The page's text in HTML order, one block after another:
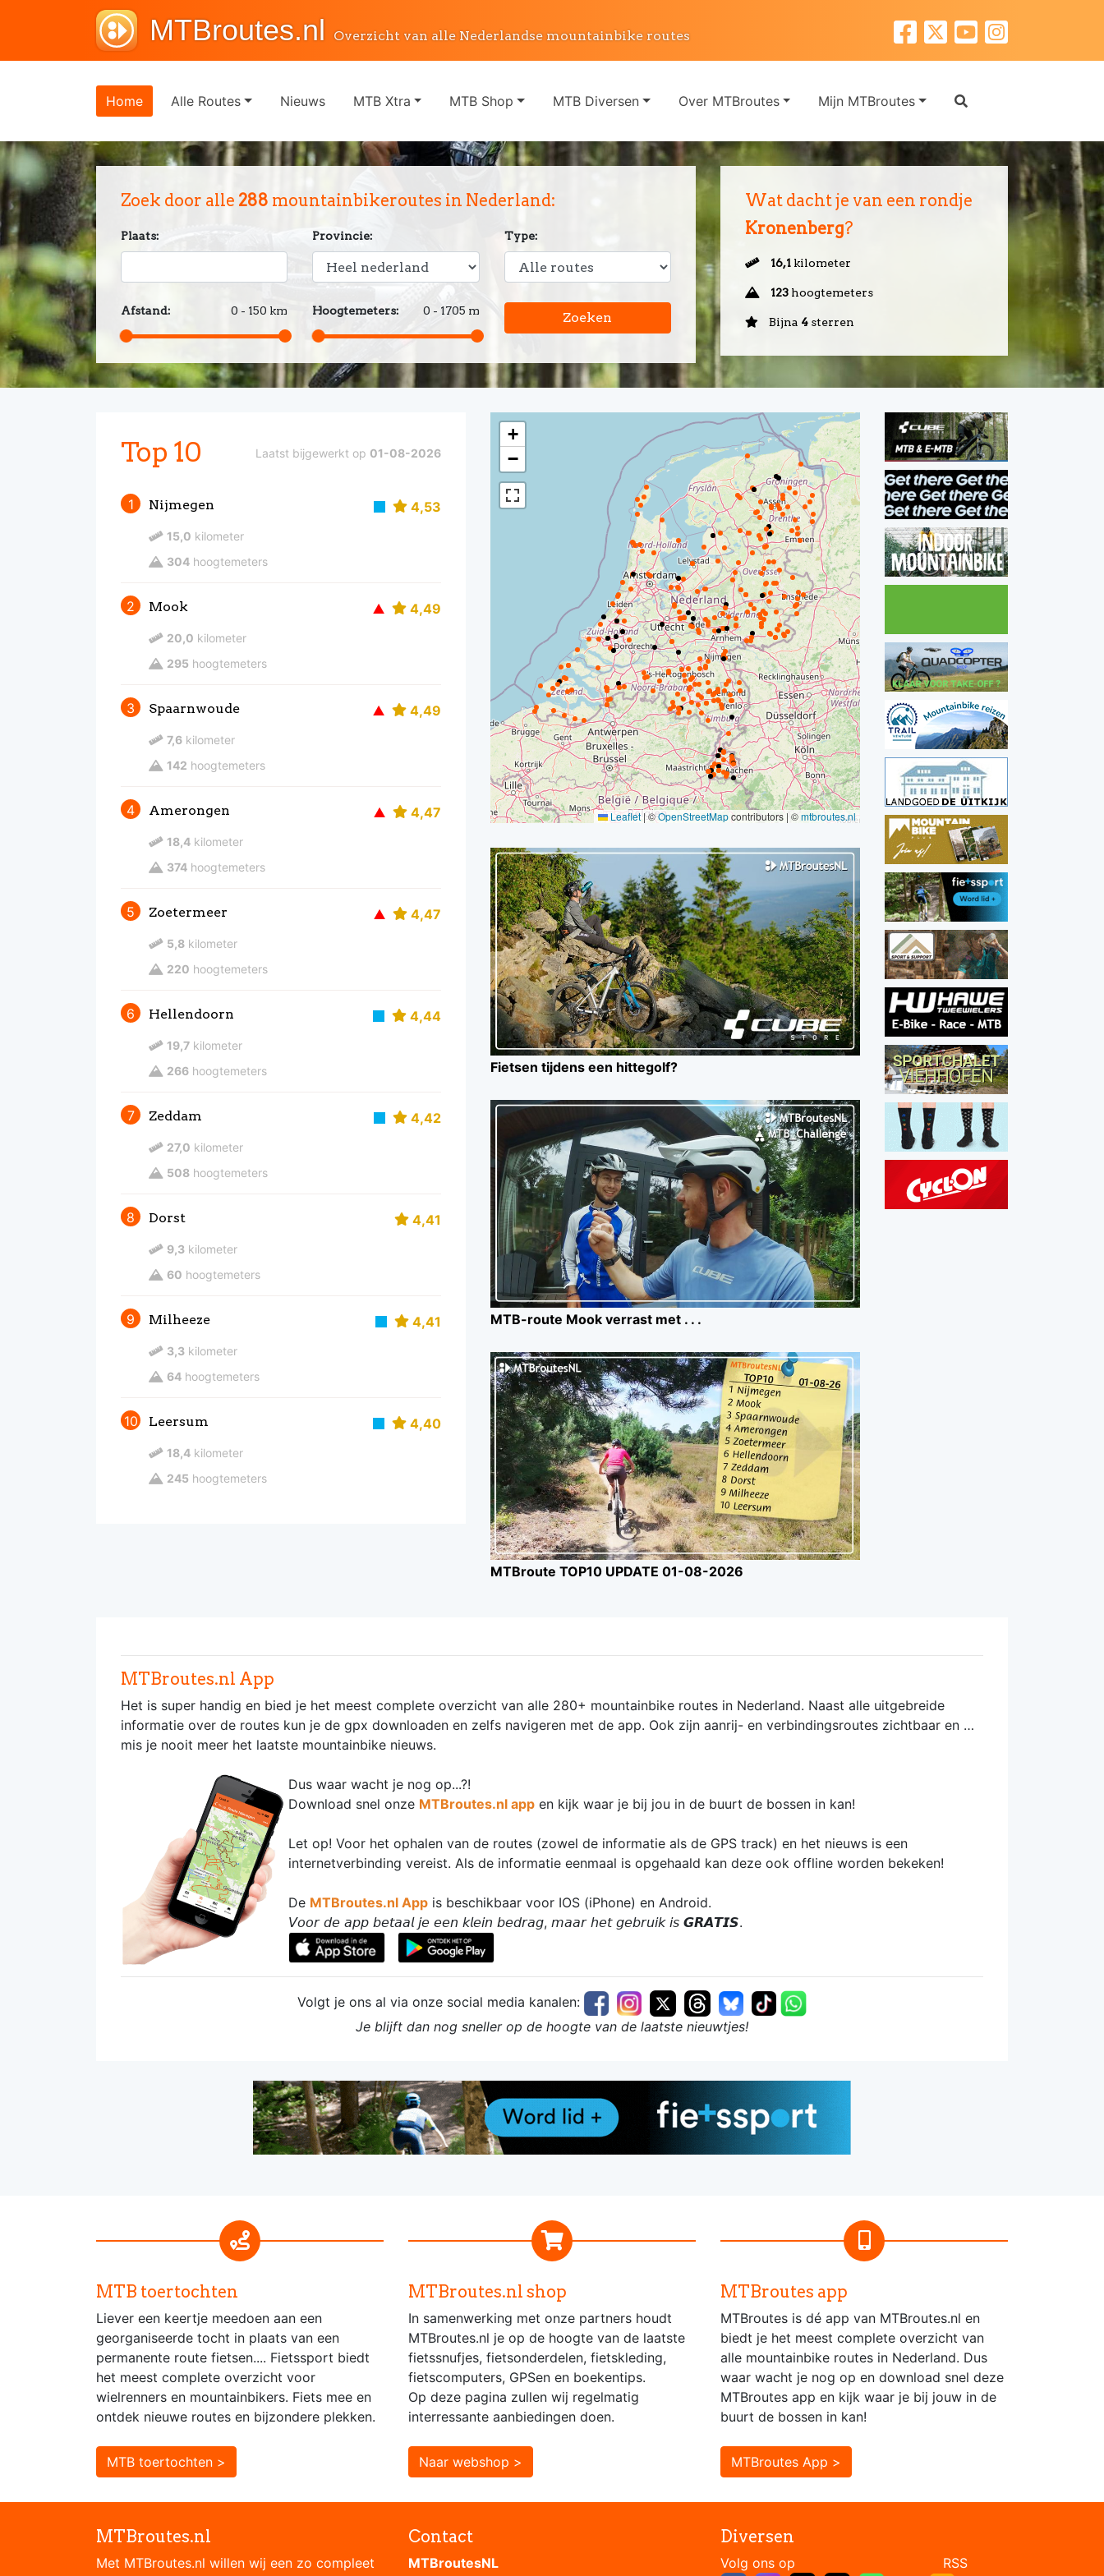
MTBroutes.nl Overzicht van alle Nederlandse mountainbike routes
Home Alle Routes Nieuws MTB Xtra MTB Shop MTB Diversen Over MTBroutes Mijn MTBroutes
Zoek door alle 288 mountainbikeroutes in Nederland:
Plaats: Provincie: Type:
Afstand: 0 - 150 km Hoogtemeters: 0 - 1705 m Zoeken
Wat dacht je van een rondje
Kronenberg?
16,1kilometer
123hoogtemeters
Bijna 4 sterren
Top 10 Laatst bijgewerkt op 01-08-2026
1 Nijmegen 4,53
15,0 kilometer
304hoogtemeters
2 Mook 4,49
20,0 kilometer
295 hoogtemeters
3 Spaarnwoude 4,49
7,6kilometer
142 hoogtemeters
4 Amerongen 4,47
18,4kilometer
374hoogtemeters
5 Zoetermeer 4,47
5,8kilometer
220 hoogtemeters
6 Hellendoorn 4,44
19,7kilometer
266hoogtemeters
7 Zeddam 4,42
27,0 kilometer
508hoogtemeters
8 Dorst 4,41
9,3kilometer
60 hoogtemeters
9 Milheeze 4,41
3,3kilometer
64hoogtemeters
10 Leersum 4,40
18,4kilometer
245 hoogtemeters
+
−
Leaflet |©OpenStreetMapcontributors | ©mtbroutes.nl
Fietsen tijdens een hittegolf?
MTB-route Mook verrast met . . .
MTBroute TOP10 UPDATE 01-08-2026
MTBroutes.nl App
Het is super handig en bied je het meest complete overzicht van alle 280+ mountainbike routes in Nederland. Naast alle uitgebreide
informatie over de routes kun je de gpx downloaden en zelfs navigeren met de app. Ook zijn aanrij- en verbindingsroutes zichtbaar en …
mis je nooit meer het laatste mountainbike nieuws.
Dus waar wacht je nog op...?!
Download snel onze MTBroutes.nl app en kijk waar je bij jou in de buurt de bossen in kan!
Let op! Voor het ophalen van de routes (zowel de informatie als de GPS track) en het nieuws is een
internetverbinding vereist. Als de informatie eenmaal is opgehaald kan deze ook offline worden bekeken!
De MTBroutes.nl App is beschikbaar voor IOS (iPhone) en Android.
𝘝𝘰𝘰𝘳 𝘥𝘦 𝘢𝘱𝘱 𝘣𝘦𝘵𝘢𝘢𝘭 𝘫𝘦 𝘦𝘦𝘯 𝘬𝘭𝘦𝘪𝘯 𝘣𝘦𝘥𝘳𝘢𝘨, 𝘮𝘢𝘢𝘳 𝘩𝘦𝘵 𝘨𝘦𝘣𝘳𝘶𝘪𝘬 𝘪𝘴 𝙂𝙍𝘼𝙏𝙄𝙎.
Volgt je ons al via onze social media kanalen:
Je blijft dan nog sneller op de hoogte van de laatste nieuwtjes!
MTB toertochten
Liever een keertje meedoen aan een
georganiseerde tocht in plaats van een
permanente route fietsen.... Fietssport biedt
het meest complete overzicht voor
wielrenners en mountainbikers. Fiets mee en
ontdek nieuwe routes en bijzondere plekken.
MTB toertochten >
MTBroutes.nl shop
In samenwerking met onze partners houdt
MTBroutes.nl je op de hoogte van de laatste
fietssnufjes, fietsonderdelen, fietskleding,
fietscomputers, GPSen en boekentips.
Op deze pagina zullen wij regelmatig
interressante aanbiedingen doen.
Naar webshop >
MTBroutes app
MTBroutes is dé app van MTBroutes.nl en
biedt je het meest complete overzicht van
alle mountainbike routes in Nederland. Dus
waar wacht je nog op en download snel deze
MTBroutes app en kijk waar je bij jouw in de
buurt de bossen in kan!
MTBroutes App >
MTBroutes.nl
Met MTBroutes.nl willen wij een zo compleet
Contact
MTBroutesNL
Diversen
Volg ons op RSS